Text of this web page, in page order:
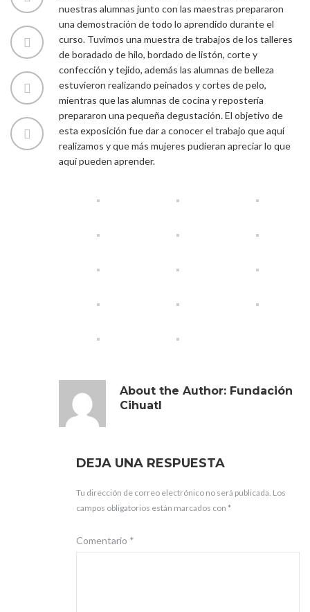
nuestras alumnas junto con las maestras prepararon
una demostración de todo lo aprendido durante el
curso. Tuvimos una muestra de trabajos de los talleres
de boradado de hilo, bordado de listón, corte y
confección y tejido, además las alumnas de belleza
estuvieron realizando peinados y cortes de pelo,
mientras que las alumnas de cocina y repostería
prepararon una pequeña degustación. El objetivo de
esta exposición fue dar a conocer el trabajo que aquí
realizamos y que más mujeres pudieran apreciar lo que
aquí pueden aprender.
About the Author: Fundación
Cihuatl
DEJA UNA RESPUESTA
Tu dirección de correo electrónico no será publicada. Los
campos obligatorios están marcados con *
Comentario *